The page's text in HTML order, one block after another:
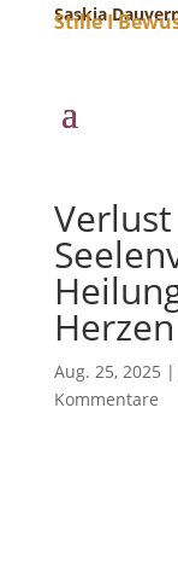
Saskia
Stille I
Herzen
Aug. 25, 2025 |
Kommentare